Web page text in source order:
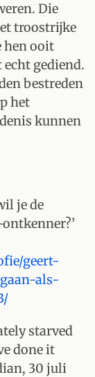
Die
troostrijke
hen ooit
gediend.
bestreden
het
kunnen
je de
geert-
als-
starved
done it
30 juli